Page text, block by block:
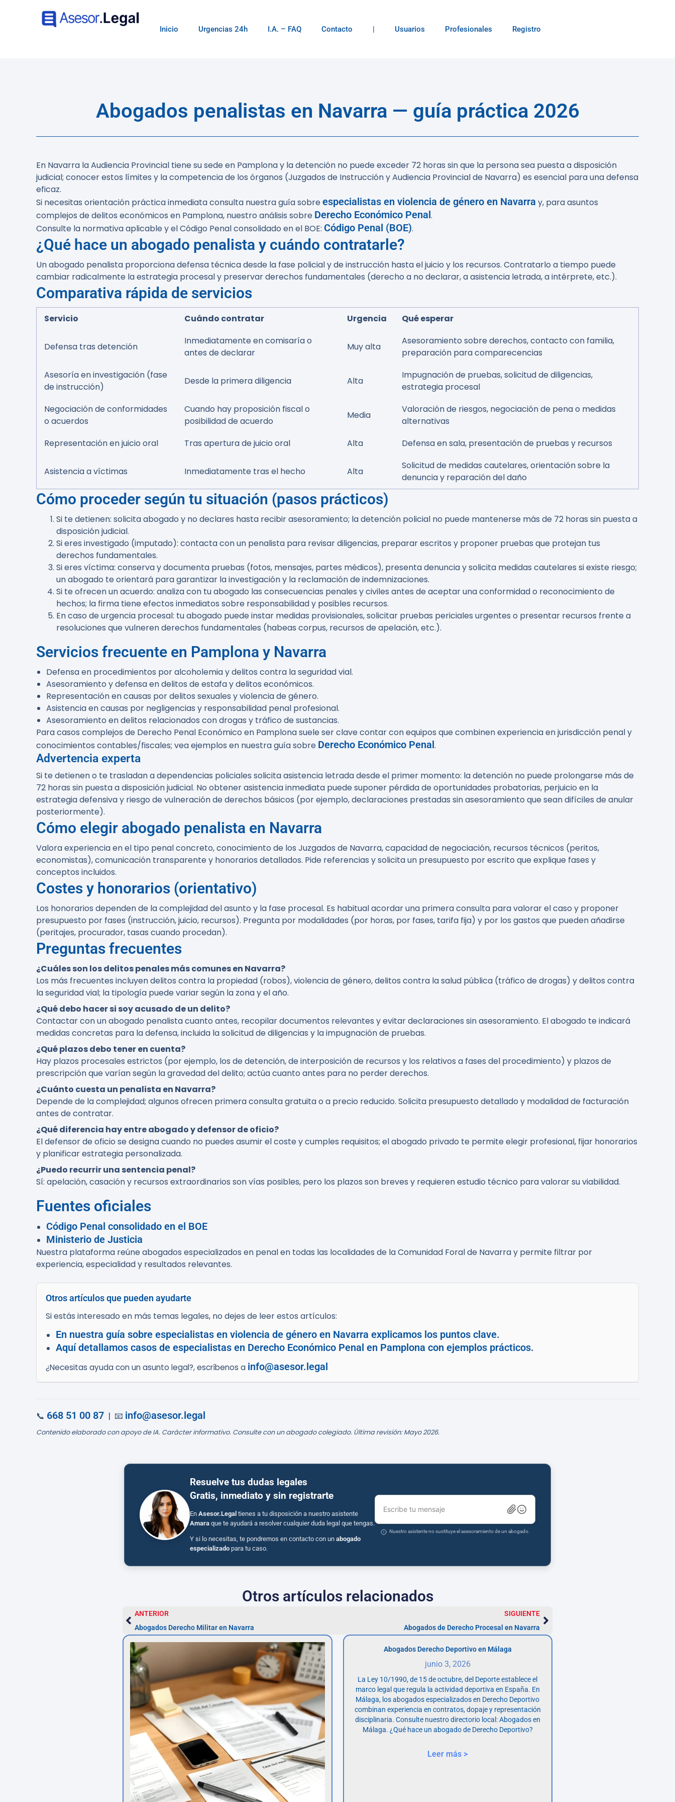
Inicio Urgencias 24h I.A. – FAQ Contacto | Usuarios Profesionales Registro
Abogados penalistas en Navarra — guía práctica 2026
En Navarra la Audiencia Provincial tiene su sede en Pamplona y la detención no puede exceder 72 horas sin que la persona sea puesta a disposición
judicial; conocer estos límites y la competencia de los órganos (Juzgados de Instrucción y Audiencia Provincial de Navarra) es esencial para una defensa
eficaz.
Si necesitas orientación práctica inmediata consulta nuestra guía sobreespecialistas en violencia de género en Navarra y, para asuntos
complejos de delitos económicos en Pamplona, nuestro análisis sobre Derecho Económico Penal.
Consulte la normativa aplicable y el Código Penal consolidado en el BOE: Código Penal (BOE).
¿Qué hace un abogado penalista y cuándo contratarle?
Un abogado penalista proporciona defensa técnica desde la fase policial y de instrucción hasta el juicio y los recursos. Contratarlo a tiempo puede
cambiar radicalmente la estrategia procesal y preservar derechos fundamentales (derecho a no declarar, a asistencia letrada, a intérprete, etc.).
Comparativa rápida de servicios
Servicio Cuándo contratar Urgencia Qué esperar
Defensa tras detención
Inmediatamente en comisaría o
antes de declarar
Muy alta
Asesoramiento sobre derechos, contacto con familia,
preparación para comparecencias
Asesoría en investigación (fase
de instrucción)
Desde la primera diligencia Alta
Impugnación de pruebas, solicitud de diligencias,
estrategia procesal
Negociación de conformidades
o acuerdos
Cuando hay proposición fiscal o
posibilidad de acuerdo
Media
Valoración de riesgos, negociación de pena o medidas
alternativas
Representación en juicio oral
Tras apertura de juicio oral Alta Defensa en sala, presentación de pruebas y recursos
Asistencia a víctimas Inmediatamente tras el hecho Alta
Solicitud de medidas cautelares, orientación sobre la
denuncia y reparación del daño
Cómo proceder según tu situación (pasos prácticos)
Si te detienen: solicita abogado y no declares hasta recibir asesoramiento; la detención policial no puede mantenerse más de 72 horas sin puesta a
disposición judicial.
Si eres investigado (imputado): contacta con un penalista para revisar diligencias, preparar escritos y proponer pruebas que protejan tus
derechos fundamentales.
Si eres víctima: conserva y documenta pruebas (fotos, mensajes, partes médicos), presenta denuncia y solicita medidas cautelares si existe riesgo;
un abogado te orientará para garantizar la investigación y la reclamación de indemnizaciones.
Si te ofrecen un acuerdo: analiza con tu abogado las consecuencias penales y civiles antes de aceptar una conformidad o reconocimiento de
hechos; la firma tiene efectos inmediatos sobre responsabilidad y posibles recursos.
En caso de urgencia procesal: tu abogado puede instar medidas provisionales, solicitar pruebas periciales urgentes o presentar recursos frente a
resoluciones que vulneren derechos fundamentales (habeas corpus, recursos de apelación, etc.).
Servicios frecuente en Pamplona y Navarra
Defensa en procedimientos por alcoholemia y delitos contra la seguridad vial.
Asesoramiento y defensa en delitos de estafa y delitos económicos.
Representación en causas por delitos sexuales y violencia de género.
Asistencia en causas por negligencias y responsabilidad penal profesional.
Asesoramiento en delitos relacionados con drogas y tráfico de sustancias.
Para casos complejos de Derecho Penal Económico en Pamplona suele ser clave contar con equipos que combinen experiencia en jurisdicción penal y
conocimientos contables/fiscales; vea ejemplos en nuestra guía sobre Derecho Económico Penal.
Advertencia experta
Si te detienen o te trasladan a dependencias policiales solicita asistencia letrada desde el primer momento: la detención no puede prolongarse más de
72 horas sin puesta a disposición judicial. No obtener asistencia inmediata puede suponer pérdida de oportunidades probatorias, perjuicio en la
estrategia defensiva y riesgo de vulneración de derechos básicos (por ejemplo, declaraciones prestadas sin asesoramiento que sean difíciles de anular
posteriormente).
Cómo elegir abogado penalista en Navarra
Valora experiencia en el tipo penal concreto, conocimiento de los Juzgados de Navarra, capacidad de negociación, recursos técnicos (peritos,
economistas), comunicación transparente y honorarios detallados. Pide referencias y solicita un presupuesto por escrito que explique fases y
conceptos incluidos.
Costes y honorarios (orientativo)
Los honorarios dependen de la complejidad del asunto y la fase procesal. Es habitual acordar una primera consulta para valorar el caso y proponer
presupuesto por fases (instrucción, juicio, recursos). Pregunta por modalidades (por horas, por fases, tarifa fija) y por los gastos que pueden añadirse
(peritajes, procurador, tasas cuando procedan).
Preguntas frecuentes
¿Cuáles son los delitos penales más comunes en Navarra?
Los más frecuentes incluyen delitos contra la propiedad (robos), violencia de género, delitos contra la salud pública (tráfico de drogas) y delitos contra
la seguridad vial; la tipología puede variar según la zona y el año.
¿Qué debo hacer si soy acusado de un delito?
Contactar con un abogado penalista cuanto antes, recopilar documentos relevantes y evitar declaraciones sin asesoramiento. El abogado te indicará
medidas concretas para la defensa, incluida la solicitud de diligencias y la impugnación de pruebas.
¿Qué plazos debo tener en cuenta?
Hay plazos procesales estrictos (por ejemplo, los de detención, de interposición de recursos y los relativos a fases del procedimiento) y plazos de
prescripción que varían según la gravedad del delito; actúa cuanto antes para no perder derechos.
¿Cuánto cuesta un penalista en Navarra?
Depende de la complejidad; algunos ofrecen primera consulta gratuita o a precio reducido. Solicita presupuesto detallado y modalidad de facturación
antes de contratar.
¿Qué diferencia hay entre abogado y defensor de oficio?
El defensor de oficio se designa cuando no puedes asumir el coste y cumples requisitos; el abogado privado te permite elegir profesional, fijar honorarios
y planificar estrategia personalizada.
¿Puedo recurrir una sentencia penal?
Sí: apelación, casación y recursos extraordinarios son vías posibles, pero los plazos son breves y requieren estudio técnico para valorar su viabilidad.
Fuentes oficiales
Código Penal consolidado en el BOE
Ministerio de Justicia
Nuestra plataforma reúne abogados especializados en penal en todas las localidades de la Comunidad Foral de Navarra y permite filtrar por
experiencia, especialidad y resultados relevantes.
Otros artículos que pueden ayudarte
Si estás interesado en más temas legales, no dejes de leer estos artículos:
En nuestra guía sobre especialistas en violencia de género en Navarra explicamos los puntos clave.
Aquí detallamos casos de especialistas en Derecho Económico Penal en Pamplona con ejemplos prácticos.
¿Necesitas ayuda con un asunto legal?, escríbenos a info@asesor.legal
📞 668 51 00 87 | 📧 info@asesor.legal
Contenido elaborado con apoyo de IA. Carácter informativo. Consulte con un abogado colegiado. Última revisión: Mayo 2026.
Resuelve tus dudas legales
Gratis, inmediato y sin registrarte
En Asesor.Legal tienes a tu disposición a nuestro asistente
Amara que te ayudará a resolver cualquier duda legal que tengas.
Y si lo necesitas, te pondremos en contacto con un abogado
especializado para tu caso.
Escribe tu mensaje
Nuestro asistente no sustituye el asesoramiento de un abogado.
Otros artículos relacionados
ANTERIOR
Abogados Derecho Militar en Navarra
SIGUIENTE
Abogados de Derecho Procesal en Navarra
Abogados Derecho Deportivo en Málaga
junio 3, 2026
La Ley 10/1990, de 15 de octubre, del Deporte establece el
marco legal que regula la actividad deportiva en España. En
Málaga, los abogados especializados en Derecho Deportivo
combinan experiencia en contratos, dopaje y representación
disciplinaria. Consulte nuestro directorio local: Abogados en
Málaga. ¿Qué hace un abogado de Derecho Deportivo?
Leer más >